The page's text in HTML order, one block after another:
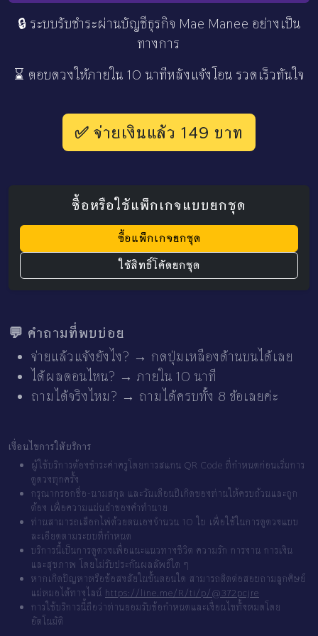
🔒 ระบบรับชำระผ่านบัญชีธุรกิจ Mae Manee อย่างเป็น
ทางการ
⌛ ตอบดวงให้ภายใน 10 นาทีหลังแจ้งโอน รวดเร็วทันใจ
✅ จ่ายเงินแล้ว 149 บาท
ซื้อหรือใช้แพ็กเกจแบบยกชุด
ซื้อแพ็กเกจยกชุด
ใช้สิทธิ์โค้ดยกชุด
💬 คำถามที่พบบ่อย
จ่ายแล้วแจ้งยังไง? → กดปุ่มเหลืองด้านบนได้เลย
ได้ผลตอนไหน? → ภายใน 10 นาที
ถามได้จริงไหม? → ถามได้ครบทั้ง 8 ข้อเลยค่ะ
เงื่อนไขการให้บริการ
ผู้ใช้บริการต้องชำระค่าครูโดยการสแกน QR Code ที่กำหนดก่อนเริ่มการ
ดูดวงทุกครั้ง
กรุณากรอกชื่อ-นามสกุล และวันเดือนปีเกิดของท่านให้ครบถ้วนและถูก
ต้อง เพื่อความแม่นยำของคำทำนาย
ท่านสามารถเลือกไพ่ด้วยตนเองจำนวน 10 ใบ เพื่อใช้ในการดูดวงแบบ
ละเอียดตามระบบที่กำหนด
บริการนี้เป็นการดูดวงเพื่อแนะแนวทางชีวิต ความรัก การงาน การเงิน
และสุขภาพ โดยไม่รับประกันผลลัพธ์ใด ๆ
หากเกิดปัญหาหรือข้อสงสัยในขั้นตอนใด สามารถติดต่อสอบถามลูกศิษย์
แม่หมอได้ทางไลน์ https://line.me/R/ti/p/@372pcjre
การใช้บริการนี้ถือว่าท่านยอมรับข้อกำหนดและเงื่อนไขทั้งหมดโดย
อัตโนมัติ